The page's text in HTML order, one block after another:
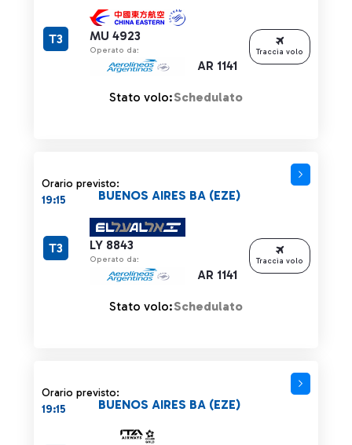
MU 4923
Operato da:
AR 1141
T3
Stato volo:Schedulato
Traccia volo
Orario previsto:
19:15
LY 8843
Operato da:
AR 1141
BUENOS AIRES BA (EZE)
T3
Stato volo:Schedulato
Traccia volo
Orario previsto:
19:15
BUENOS AIRES BA (EZE)